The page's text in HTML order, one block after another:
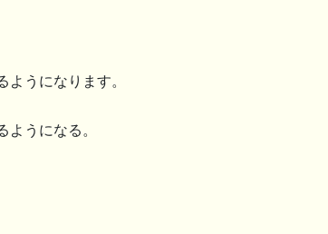
うになります。
うになる。